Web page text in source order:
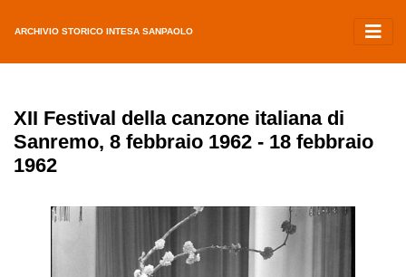
ARCHIVIO STORICO INTESA SANPAOLO
XII Festival della canzone italiana di
Sanremo, 8 febbraio 1962 - 18 febbraio
1962